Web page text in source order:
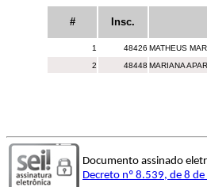
# Insc.
1 48426 MATHEUS
2
48448 MARIANA
Documento assinado
Decreto nº 8.539, de 8